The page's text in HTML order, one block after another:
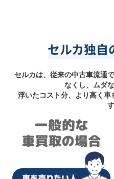
セルカ独自
セルカは、従来の中古車流通
なくし、ムダ
浮いたコスト分、より高く車
す